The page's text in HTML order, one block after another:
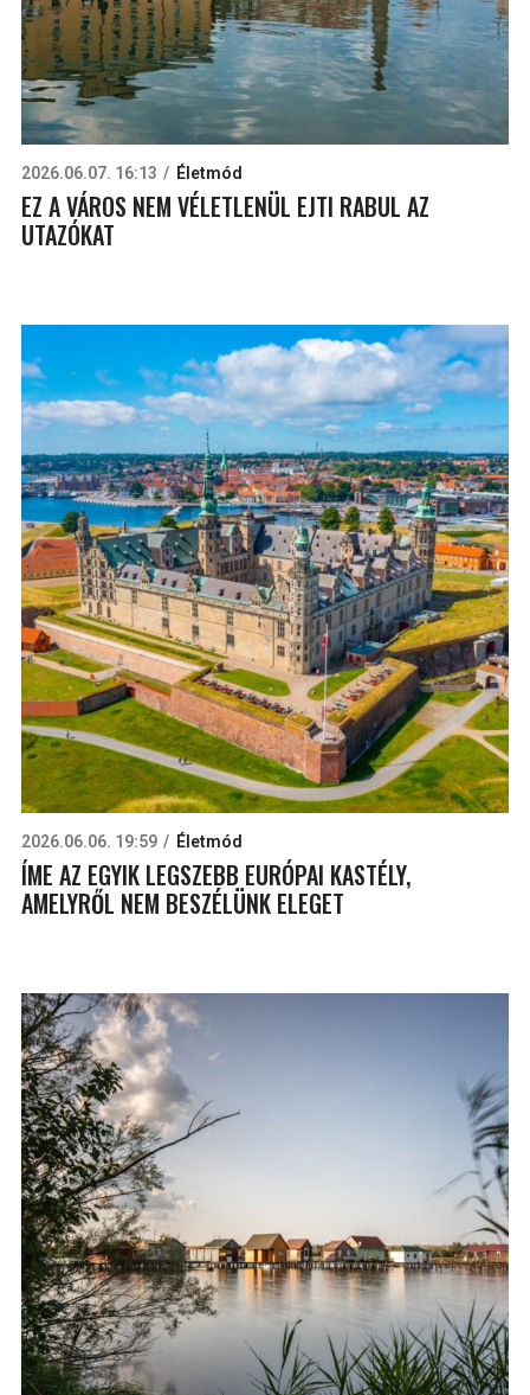
2026.06.07. 16:13 Életmód
EZ A VÁROS NEM VÉLETLENÜL EJTI RABUL AZ
UTAZÓKAT
2026.06.06. 19:59 Életmód
ÍME AZ EGYIK LEGSZEBB EURÓPAI KASTÉLY,
AMELYRŐL NEM BESZÉLÜNK ELEGET